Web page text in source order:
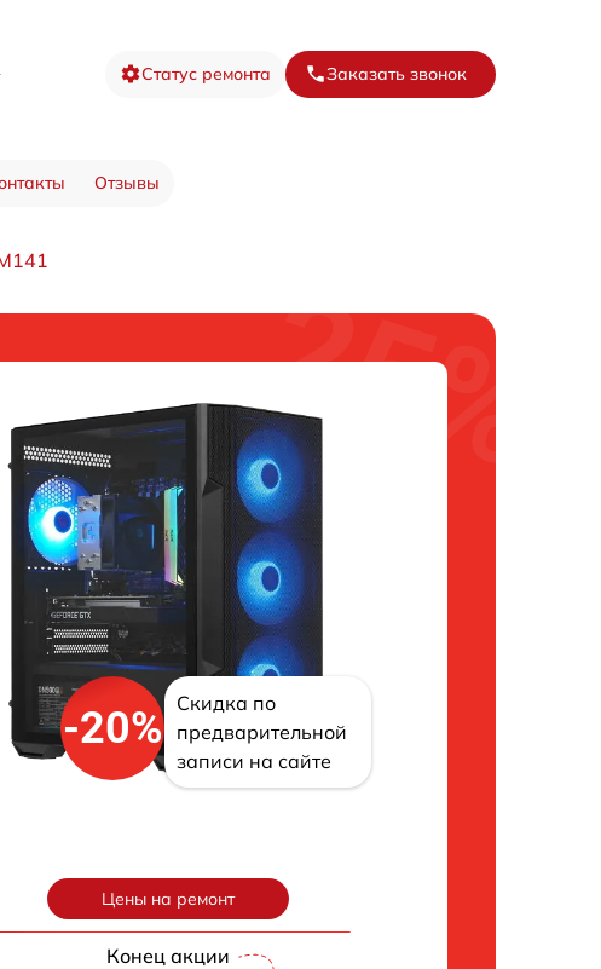
Статус ремонта Заказать звонок
Отзывы
-20%
Скидка по
предварительной
записи на сайте
Цены на ремонт
Конец акции